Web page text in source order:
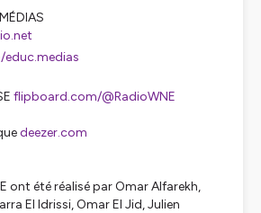
flipboard.com/@RadioWNE
deezer.com
ont été réalisé par Omar Alfarekh,
El Idrissi, Omar El Jid, Julien